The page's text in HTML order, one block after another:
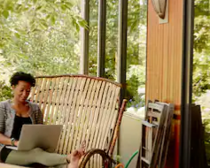
pour les parcourir ou en